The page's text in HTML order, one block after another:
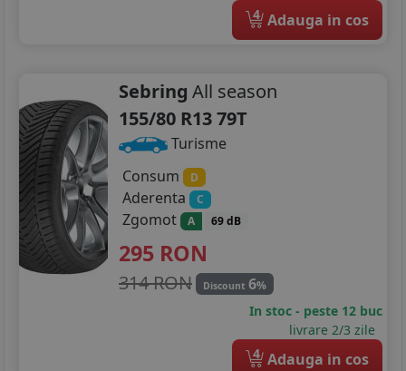
4 Adauga in cos
Sebring All season
155/80 R13 79T
Turisme
Consum
D
Aderenta C
Zgomot A 69 dB
295 RON
314 RON Discount 6%
In stoc - peste 12 buc
livrare 2/3 zile
4 Adauga in cos